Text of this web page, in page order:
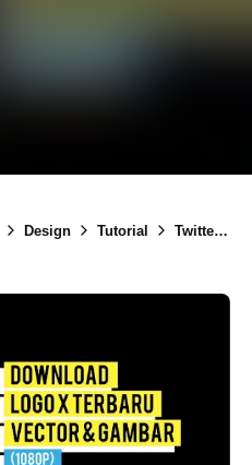
Design Tutorial Twitter